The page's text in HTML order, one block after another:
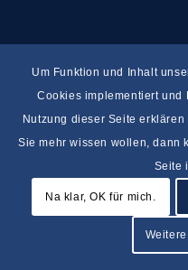
Um Funktion und Inhalt
Cookies implementiert und
Nutzung dieser Seite
Sie mehr wissen wollen, dann
Seite
Na klar, OK für mich.